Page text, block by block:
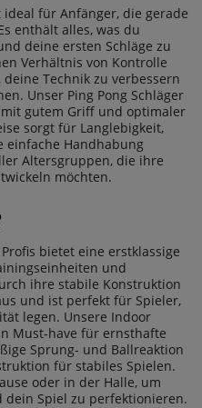
ideal für Anfänger, die gerade
enthält alles, was du
deine ersten Schläge zu
Verhältnis von Kontrolle
Technik zu verbessern
Unser Ping Pong Schläger
gutem Griff und optimaler
sorgt für Langlebigkeit,
einfache Handhabung
Altersgruppen, die ihre
möchten.
bietet eine erstklassige
und
ihre stabile Konstruktion
und ist perfekt für Spieler,
legen. Unsere Indoor
Must-have für ernsthafte
Sprung- und Ballreaktion
für stabiles Spielen.
oder in der Halle, um
Spiel zu perfektionieren.